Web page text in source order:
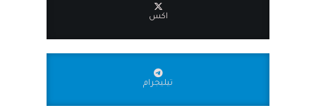
اكس
تيليجرام